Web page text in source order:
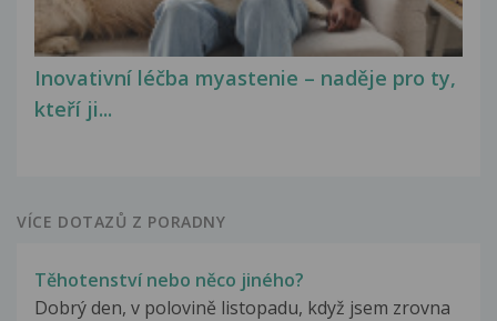
Inovativní léčba myastenie – naděje pro ty,
kteří ji...
VÍCE DOTAZŮ Z PORADNY
Těhotenství nebo něco jiného?
Dobrý den, v polovině listopadu, když jsem zrovna